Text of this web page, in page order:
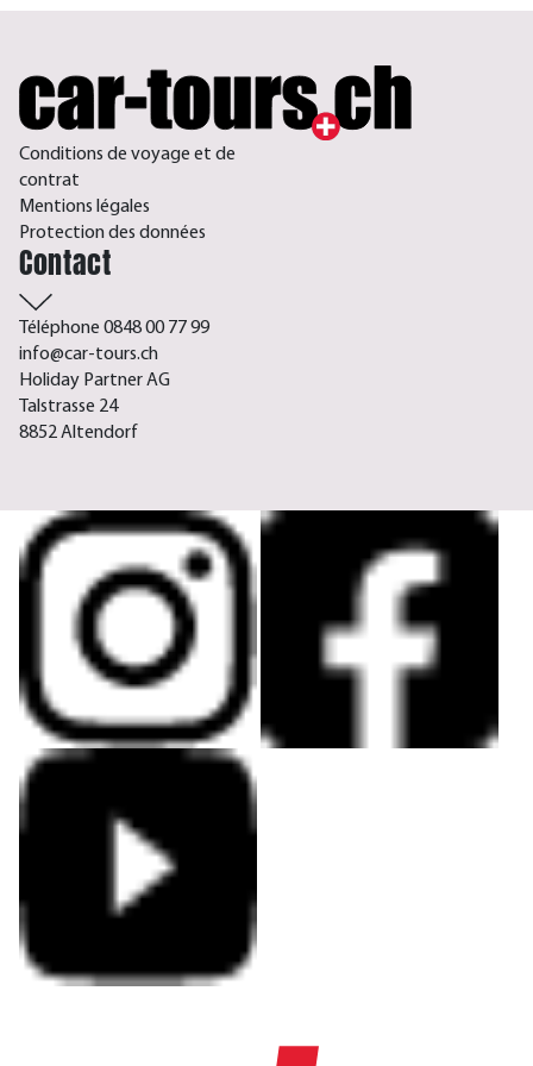
Conditions de voyage et de
contrat
Mentions légales
Protection des données
Contact
Téléphone 0848 00 77 99
info@car-tours.ch
Holiday Partner AG
Talstrasse 24
8852 Altendorf